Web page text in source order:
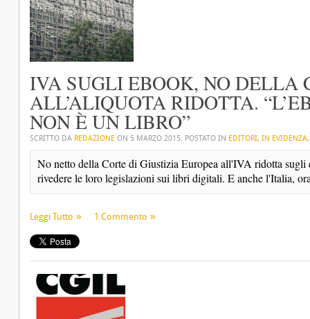
IVA SUGLI EBOOK, NO DELLA
ALL’ALIQUOTA RIDOTTA.
NON È UN LIBRO”
SCRITTO DA REDAZIONE ON 5 MARZO 2015. POSTATO IN EDITORI, IN EVIDENZA
No netto della Corte di Giustizia Europea all'IVA ridotta
rivedere le loro legislazioni sui libri digitali. E anche l'Italia,
Leggi Tutto 1 Commento